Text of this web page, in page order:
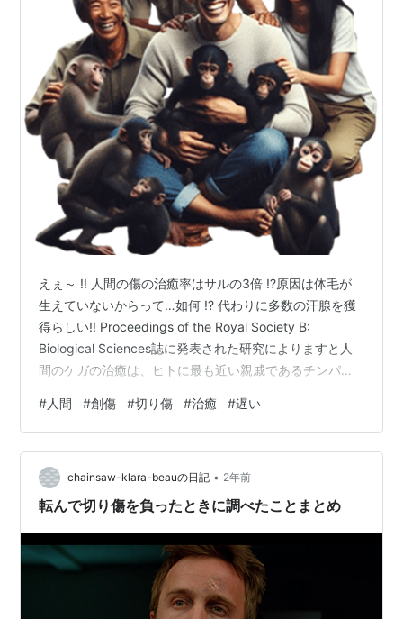
えぇ～ !! 人間の傷の治癒率はサルの3倍 !?原因は体毛が
生えていないからって…如何 !? 代わりに多数の汗腺を獲
得らしい!! Proceedings of the Royal Society B:
Biological Sciences誌に発表された研究によりますと人
間のケガの治癒は、ヒトに最も近い親戚であるチンパン
確かめられたようです。 人間の創傷治癒方法は・・・先
ず、出血を防ぐための凝固が起こる続いて、好中球やマ
クロファージなどの免疫細胞が傷口に駆けつけ、細菌を
殺し、死んだ組織や破片を除去する体は損傷した組織を
修復する このメカニズム…
#人間 #創傷 #切り傷 #治癒 #遅い
chainsaw-klara-beauの日記 • 2年前
転んで切り傷を負ったときに調べたことまとめ